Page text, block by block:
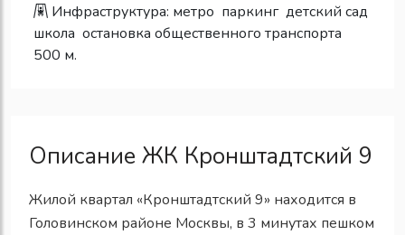
Инфраструктура: метро паркинг детский сад
школа остановка общественного транспорта
500 м.
Описание ЖК Кронштадтский 9
Жилой квартал «Кронштадтский 9» находится в
Головинском районе Москвы, в 3 минутах пешком